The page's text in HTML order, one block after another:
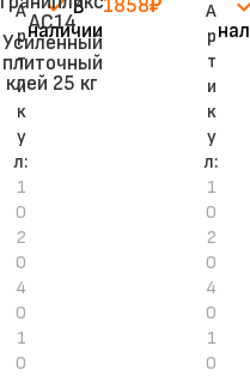
А
р
т
и
к
у
л:
1
0
2
0
4
0
1
0
В
наличии
1858₽
АС14
Усиленный
плиточный
клей 25 кг
А
р
т
и
к
у
л:
1
0
2
0
4
0
1
0